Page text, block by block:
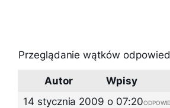
Przeglądanie wątków
Autor
Wpisy
14 stycznia 2009 o 07:20